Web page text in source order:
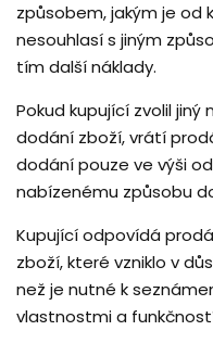
způsobem, jakým je od
nesouhlasí s jiným
tím další náklady.
Pokud kupující zvolil
dodání zboží, vrátí
dodání pouze ve výši
nabízenému způsobu
Kupující odpovídá
zboží, které vzniklo v
než je nutné k
vlastnostmi a